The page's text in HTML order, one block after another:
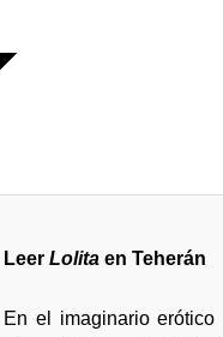
Leer Lolita en Teherán
En el imaginario